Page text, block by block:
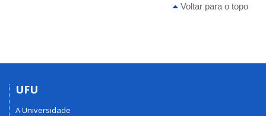
Voltar para o topo
UFU
A Universidade